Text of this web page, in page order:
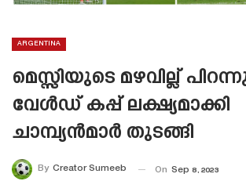
ARGENTINA
മെസ്സിയുടെ മഴവില്ല്
വേൾഡ് കപ്പ്‌ ലക്ഷ്യമാക്കി
ചാമ്പ്യൻമാർ തുടങ്ങി
By Creator Sumeeb On Sep 8, 2023